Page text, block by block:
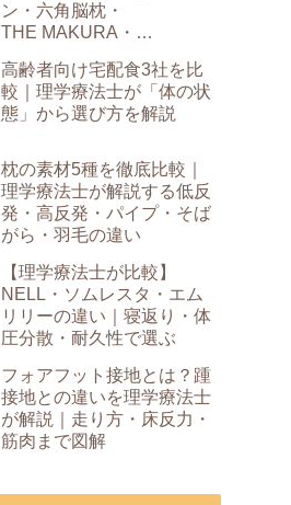
ン・六角脳枕・
THE MAKURA・
高齢者向け宅配食3社を比
較｜理学療法士が「体の状
態」から選び方を解説
枕の素材5種を徹底比較｜
理学療法士が解説する低反
発・高反発・パイプ・そば
がら・羽毛の違い
【理学療法士が比較】
NELL・ソムレスタ・エム
リリーの違い｜寝返り・体
圧分散・耐久性で選ぶ
フォアフット接地とは？踵
接地との違いを理学療法士
が解説｜走り方・床反力・
筋肉まで図解